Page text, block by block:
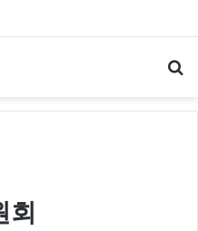
회